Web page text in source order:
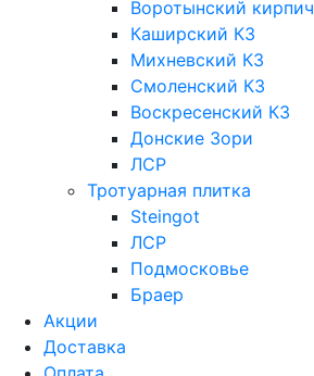
Воротынский кирпич
Каширский КЗ
Михневский КЗ
Смоленский КЗ
Воскресенский КЗ
Донские Зори
ЛСР
Тротуарная плитка
Steingot
ЛСР
Подмосковье
Браер
Акции
Доставка